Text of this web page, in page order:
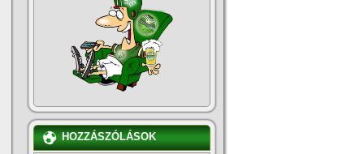
HOZZÁSZÓLÁSOK